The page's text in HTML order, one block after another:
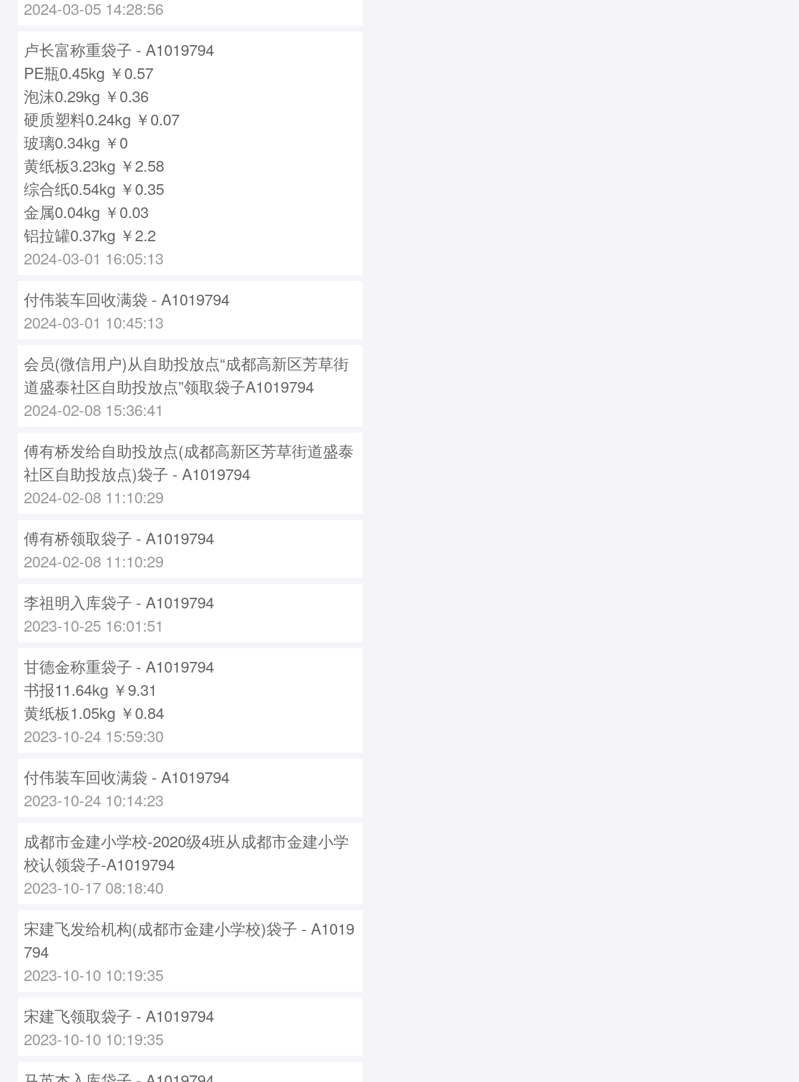
2024-03-05 14:28:56
卢长富称重袋子 - A1019794
PE瓶0.45kg ￥0.57
泡沫0.29kg ￥0.36
硬质塑料0.24kg ￥0.07
玻璃0.34kg ￥0
黄纸板3.23kg ￥2.58
综合纸0.54kg ￥0.35
金属0.04kg ￥0.03
铝拉罐0.37kg ￥2.2
2024-03-01 16:05:13
付伟装车回收满袋 - A1019794
2024-03-01 10:45:13
会员(微信用户)从自助投放点“成都高新区芳草街
道盛泰社区自助投放点”领取袋子A1019794
2024-02-08 15:36:41
傅有桥发给自助投放点(成都高新区芳草街道盛泰
社区自助投放点)袋子 - A1019794
2024-02-08 11:10:29
傅有桥领取袋子 - A1019794
2024-02-08 11:10:29
李祖明入库袋子 - A1019794
2023-10-25 16:01:51
甘德金称重袋子 - A1019794
书报11.64kg ￥9.31
黄纸板1.05kg ￥0.84
2023-10-24 15:59:30
付伟装车回收满袋 - A1019794
2023-10-24 10:14:23
成都市金建小学校-2020级4班从成都市金建小学
校认领袋子-A1019794
2023-10-17 08:18:40
宋建飞发给机构(成都市金建小学校)袋子 - A1019
794
2023-10-10 10:19:35
宋建飞领取袋子 - A1019794
2023-10-10 10:19:35